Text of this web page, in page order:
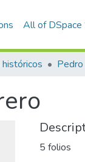
All of DSpace
5 folios